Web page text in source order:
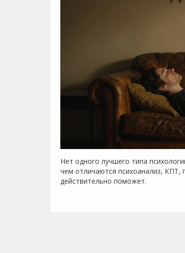
Нет одного лучшего типа
чем отличаются психоанализ, КПТ,
действительно поможет.